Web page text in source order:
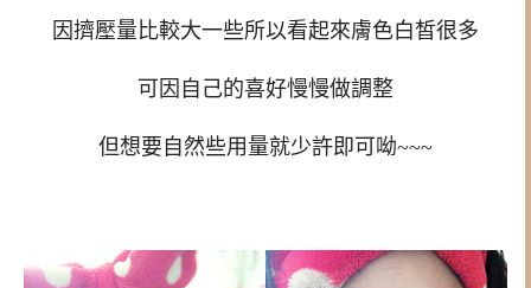
因擠壓量比較大一些所以看起來膚色白皙很多
可因自己的喜好慢慢做調整
但想要自然些用量就少許即可呦~~~